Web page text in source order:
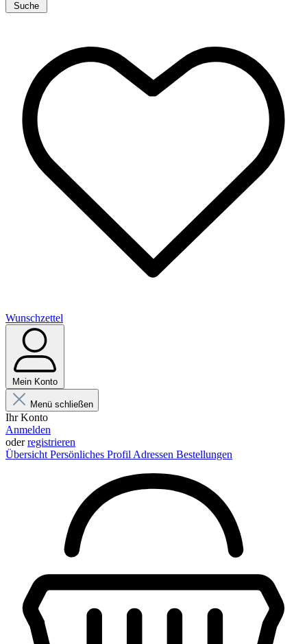
Suche
Wunschzettel
Mein Konto
Menü schließen
Ihr Konto
Anmelden
oderregistrieren
Übersicht Persönliches Profil Adressen Bestellungen